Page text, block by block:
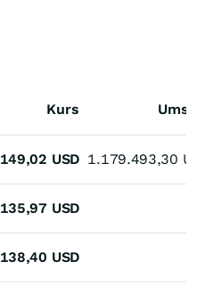
Kurs
149,02 USD 1.179.493,30
135,97 USD
138,40 USD